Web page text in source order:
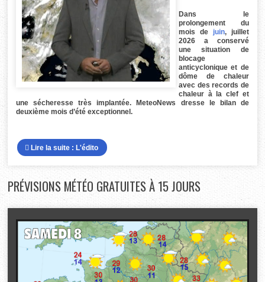
Dans le
prolongement du
mois de juin, juillet
2026 a conservé
une situation de
blocage
anticyclonique et de
dôme de chaleur
avec des records de
chaleur à la clef et
une sécheresse très implantée. MeteoNews dresse le bilan de
deuxième mois d’été exceptionnel.
Lire la suite : L'édito
PRÉVISIONSMÉTÉO GRATUITES À 15 JOURS